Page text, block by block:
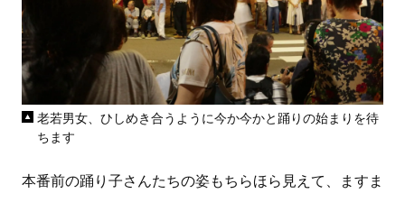
老若男女、ひしめき合うように今か今かと踊りの始まりを待
ちます
本番前の踊り子さんたちの姿もちらほら見えて、ますま